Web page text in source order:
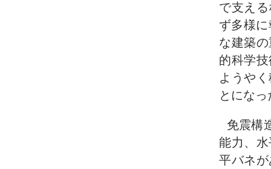
で支え
ず多様
な建築
的科学
ようや
とにな
免震構
能力、
平バネ